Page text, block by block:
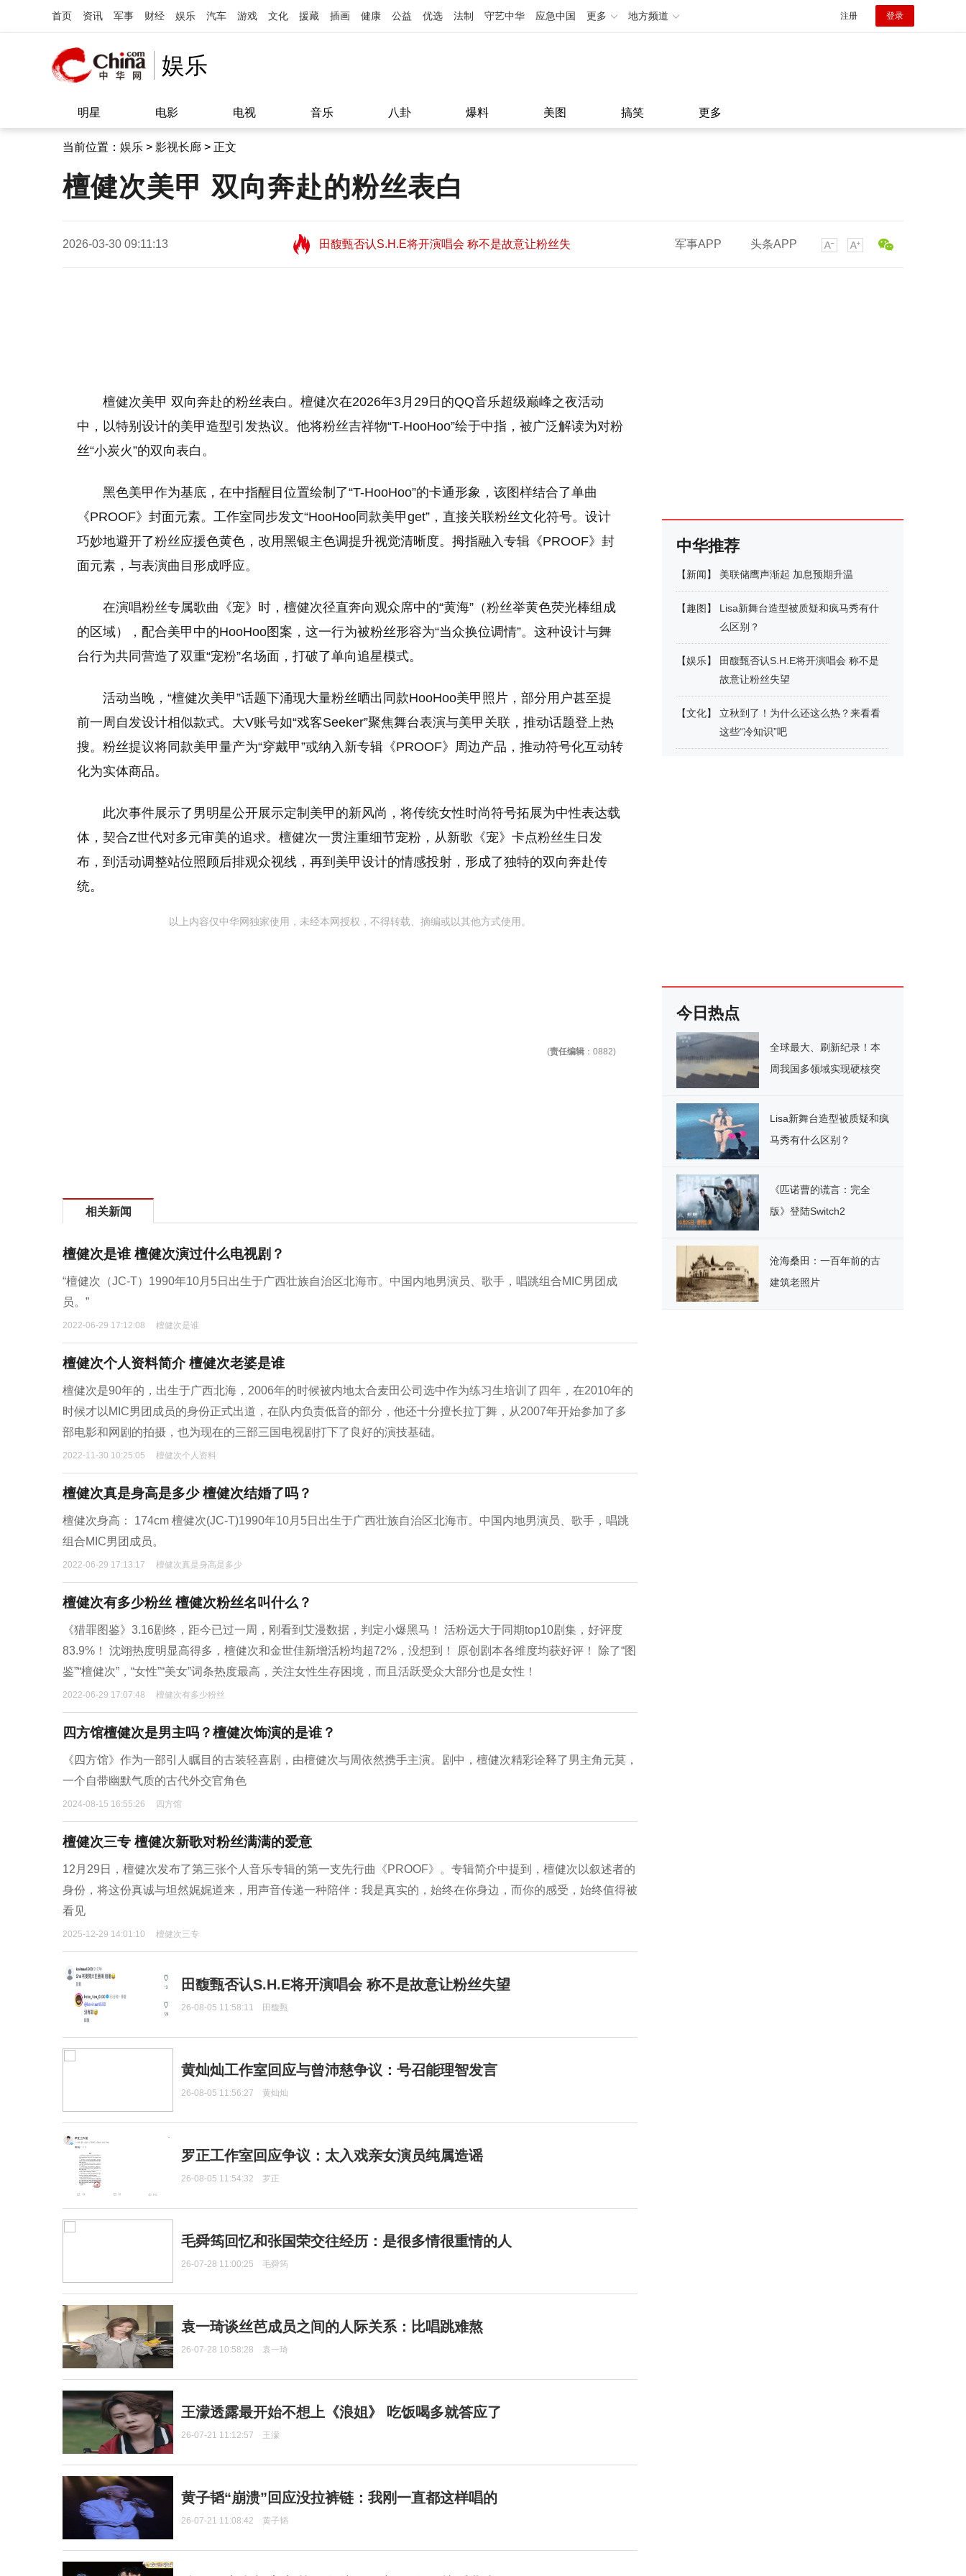
首页 资讯 军事 财经 娱乐 汽车 游戏 文化 援藏 插画 健康 公益 优选 法制 守艺中华 应急中国 更多 地方频道 注册 登录
娱乐
明星 电影 电视 音乐 八卦 爆料 美图 搞笑 更多
当前位置： 娱乐 > 影视长廊 > 正文
檀健次美甲 双向奔赴的粉丝表白
2026-03-30 09:11:13
田馥甄否认S.H.E将开演唱会 称不是故意让粉丝失
望11:08
田馥甄否认S.H.E将开演唱会 称不是故意让粉丝失
军事APP 头条APP
檀健次美甲 双向奔赴的粉丝表白。檀健次在2026年3月29日的QQ音乐超级巅峰之夜活动
中，以特别设计的美甲造型引发热议。他将粉丝吉祥物“T-HooHoo”绘于中指，被广泛解读为对粉
丝“小炭火”的双向表白。
黑色美甲作为基底，在中指醒目位置绘制了“T-HooHoo”的卡通形象，该图样结合了单曲
《PROOF》封面元素。工作室同步发文“HooHoo同款美甲get”，直接关联粉丝文化符号。设计
巧妙地避开了粉丝应援色黄色，改用黑银主色调提升视觉清晰度。拇指融入专辑《PROOF》封
面元素，与表演曲目形成呼应。
在演唱粉丝专属歌曲《宠》时，檀健次径直奔向观众席中的“黄海”（粉丝举黄色荧光棒组成
的区域），配合美甲中的HooHoo图案，这一行为被粉丝形容为“当众换位调情”。这种设计与舞
台行为共同营造了双重“宠粉”名场面，打破了单向追星模式。
活动当晚，“檀健次美甲”话题下涌现大量粉丝晒出同款HooHoo美甲照片，部分用户甚至提
前一周自发设计相似款式。大V账号如“戏客Seeker”聚焦舞台表演与美甲关联，推动话题登上热
搜。粉丝提议将同款美甲量产为“穿戴甲”或纳入新专辑《PROOF》周边产品，推动符号化互动转
化为实体商品。
此次事件展示了男明星公开展示定制美甲的新风尚，将传统女性时尚符号拓展为中性表达载
体，契合Z世代对多元审美的追求。檀健次一贯注重细节宠粉，从新歌《宠》卡点粉丝生日发
布，到活动调整站位照顾后排观众视线，再到美甲设计的情感投射，形成了独特的双向奔赴传
统。
以上内容仅中华网独家使用，未经本网授权，不得转载、摘编或以其他方式使用。
(责任编辑 ：0882)
相关新闻
檀健次是谁 檀健次演过什么电视剧？
“檀健次（JC-T）1990年10月5日出生于广西壮族自治区北海市。中国内地男演员、歌手，唱跳组合MIC男团成
员。”
2022-06-29 17:12:08 檀健次是谁
檀健次个人资料简介 檀健次老婆是谁
檀健次是90年的，出生于广西北海，2006年的时候被内地太合麦田公司选中作为练习生培训了四年，在2010年的
时候才以MIC男团成员的身份正式出道，在队内负责低音的部分，他还十分擅长拉丁舞，从2007年开始参加了多
部电影和网剧的拍摄，也为现在的三部三国电视剧打下了良好的演技基础。
2022-11-30 10:25:05 檀健次个人资料
檀健次真是身高是多少 檀健次结婚了吗？
檀健次身高： 174cm 檀健次(JC-T)1990年10月5日出生于广西壮族自治区北海市。中国内地男演员、歌手，唱跳
组合MIC男团成员。
2022-06-29 17:13:17 檀健次真是身高是多少
檀健次有多少粉丝 檀健次粉丝名叫什么？
《猎罪图鉴》3.16剧终，距今已过一周，刚看到艾漫数据，判定小爆黑马！ 活粉远大于同期top10剧集，好评度
83.9%！ 沈翊热度明显高得多，檀健次和金世佳新增活粉均超72%，没想到！ 原创剧本各维度均获好评！ 除了“图
鉴”“檀健次”，“女性”“美女”词条热度最高，关注女性生存困境，而且活跃受众大部分也是女性！
2022-06-29 17:07:48 檀健次有多少粉丝
四方馆檀健次是男主吗？檀健次饰演的是谁？
《四方馆》作为一部引人瞩目的古装轻喜剧，由檀健次与周依然携手主演。剧中，檀健次精彩诠释了男主角元莫，
一个自带幽默气质的古代外交官角色
2024-08-15 16:55:26 四方馆
檀健次三专 檀健次新歌对粉丝满满的爱意
12月29日，檀健次发布了第三张个人音乐专辑的第一支先行曲《PROOF》。专辑简介中提到，檀健次以叙述者的
身份，将这份真诚与坦然娓娓道来，用声音传递一种陪伴：我是真实的，始终在你身边，而你的感受，始终值得被
看见
2025-12-29 14:01:10 檀健次三专
田馥甄否认S.H.E将开演唱会 称不是故意让粉丝失望
26-08-05 11:58:11 田馥甄
黄灿灿工作室回应与曾沛慈争议：号召能理智发言
26-08-05 11:56:27 黄灿灿
罗正工作室回应争议：太入戏亲女演员纯属造谣
26-08-05 11:54:32 罗正
毛舜筠回忆和张国荣交往经历：是很多情很重情的人
26-07-28 11:00:25 毛舜筠
袁一琦谈丝芭成员之间的人际关系：比唱跳难熬
26-07-28 10:58:28 袁一琦
王濛透露最开始不想上《浪姐》 吃饭喝多就答应了
26-07-21 11:12:57 王濛
黄子韬“崩溃”回应没拉裤链：我刚一直都这样唱的
26-07-21 11:08:42 黄子韬
中华推荐
【新闻】 美联储鹰声渐起 加息预期升温
【趣图 】
Lisa新舞台造型被质疑和疯马秀有什
么区别？
【娱乐】
田馥甄否认S.H.E将开演唱会 称不是
故意让粉丝失望
【文化】
立秋到了！为什么还这么热？来看看
这些“冷知识”吧
今日热点
全球最大、刷新纪录！本
周我国多领域实现硬核突
Lisa新舞台造型被质疑和疯
马秀有什么区别？
《匹诺曹的谎言：完全
版》登陆Switch2
沧海桑田：一百年前的古
建筑老照片